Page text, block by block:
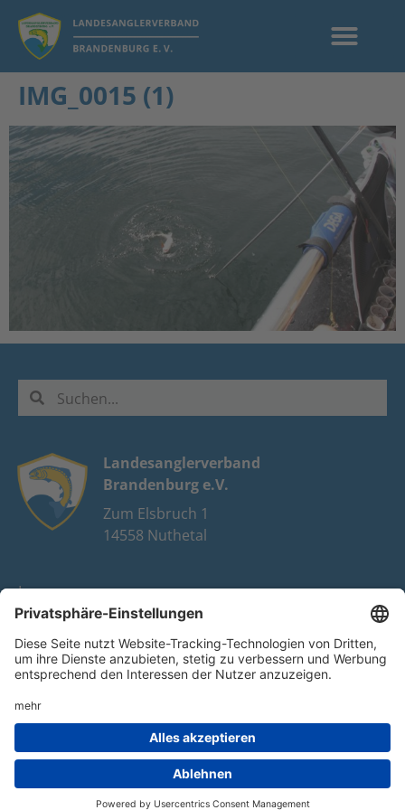
IMG_0015 (1)
Landesanglerverband
Brandenburg e.V.
Zum Elsbruch 1
14558 Nuthetal
Impressum
Datenschutz
FAQ